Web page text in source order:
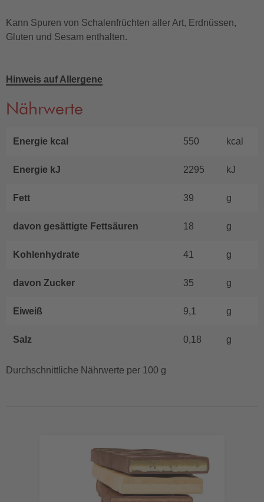
Kann Spuren von Schalenfrüchten aller Art, Erdnüssen,
Gluten und Sesam enthalten.
Hinweis auf Allergene
Nährwerte
Energie kcal 550 kcal
Energie kJ 2295 kJ
Fett 39 g
davon gesättigte Fettsäuren 18 g
Kohlenhydrate 41 g
davon Zucker 35 g
Eiweiß 9,1 g
Salz 0,18 g
Durchschnittliche Nährwerte per 100 g